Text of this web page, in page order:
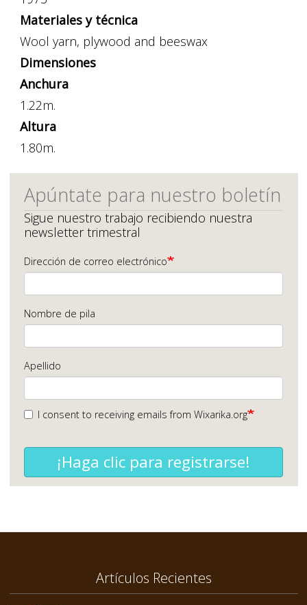
Materiales y técnica
Wool yarn, plywood and beeswax
Dimensiones
Anchura
1.22m.
Altura
1.80m.
Apúntate para nuestro boletín
Sigue nuestro trabajo recibiendo nuestra
newsletter trimestral
Dirección de correo electrónico
Nombre de pila
Apellido
I consent to receiving emails from Wixarika.org
¡Haga clic para registrarse!
Artículos Recientes